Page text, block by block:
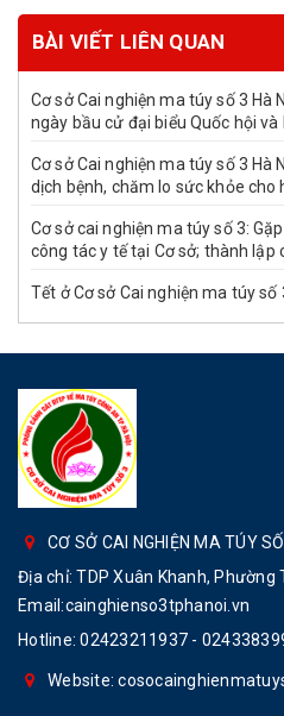
BÀI VIẾT LIÊN QUAN
Cơ sở Cai nghiện ma túy số 3 Hà
ngày bầu cử đại biểu Quốc hội
Cơ sở Cai nghiện ma túy số 3 Hà
dịch bệnh, chăm lo sức khỏe cho
Cơ sở cai nghiện ma túy số 3:
công tác y tế tại Cơ sở; thành lập
ngày Thầy thuốc Việt Nam (27/
Tết ở Cơ sở Cai nghiện ma túy số
CƠ SỞ CAI NGHIỆN MA TÚY
Địa chỉ: TDP Xuân Khanh, Phường
Email:cainghienso3tphanoi.vn
Hotline:02423211937 -
Website: